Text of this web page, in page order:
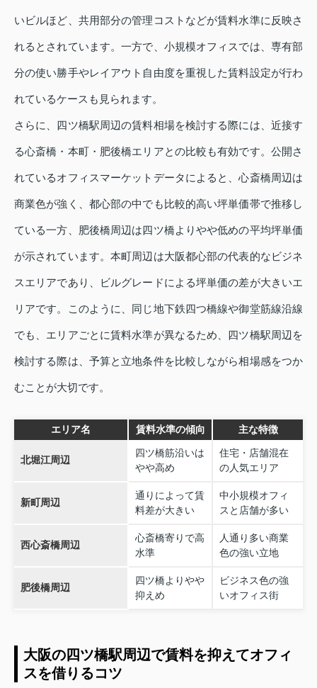
いビルほど、共用部分の管理コストなどが賃料水準に反映さ
れるとされています。一方で、小規模オフィスでは、専有部
分の使い勝手やレイアウト自由度を重視した賃料設定が行わ
れているケースも見られます。
さらに、四ツ橋駅周辺の賃料相場を検討する際には、近接す
る心斎橋・本町・肥後橋エリアとの比較も有効です。公開さ
れているオフィスマーケットデータによると、心斎橋周辺は
商業色が強く、都心部の中でも比較的高い坪単価帯で推移し
ている一方、肥後橋周辺は四ツ橋よりやや低めの平均坪単価
が示されています。本町周辺は大阪都心部の代表的なビジネ
スエリアであり、ビルグレードによる坪単価の差が大きいエ
リアです。このように、同じ地下鉄四つ橋線や御堂筋線沿線
でも、エリアごとに賃料水準が異なるため、四ツ橋駅周辺を
検討する際は、予算と立地条件を比較しながら相場感をつか
むことが大切です。
エリア名 賃料水準の傾向 主な特徴
北堀江周辺
四ツ橋筋沿いは
やや高め
住宅・店舗混在
の人気エリア
新町周辺
通りによって賃
料差が大きい
中小規模オフィ
スと店舗が多い
西心斎橋周辺
心斎橋寄りで高
水準
人通り多い商業
色の強い立地
肥後橋周辺
四ツ橋よりやや
抑えめ
ビジネス色の強
いオフィス街
大阪の四ツ橋駅周辺で賃料を抑えてオフィ
スを借りるコツ